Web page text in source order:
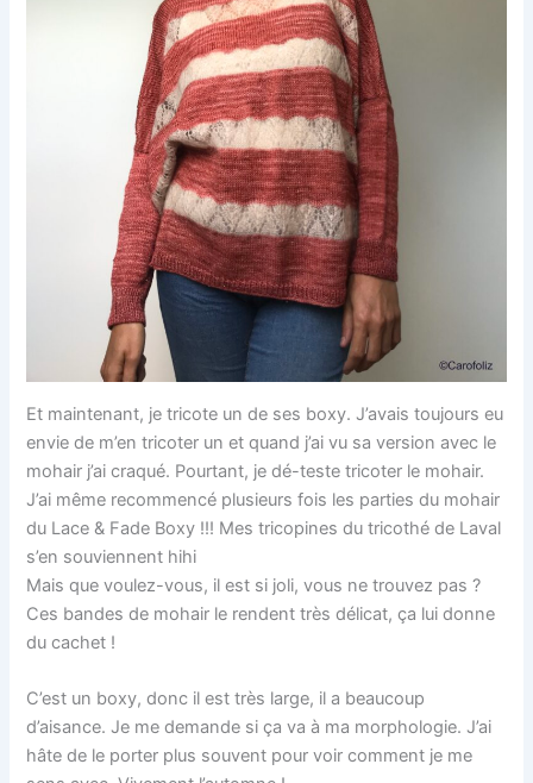
Et maintenant, je tricote un de ses boxy. J’avais toujours eu
envie de m’en tricoter un et quand j’ai vu sa version avec le
mohair j’ai craqué. Pourtant, je dé-teste tricoter le mohair.
J’ai même recommencé plusieurs fois les parties du mohair
du Lace & Fade Boxy !!! Mes tricopines du tricothé de Laval
s’en souviennent hihi
Mais que voulez-vous, il est si joli, vous ne trouvez pas ?
Ces bandes de mohair le rendent très délicat, ça lui donne
du cachet !
C’est un boxy, donc il est très large, il a beaucoup
d’aisance. Je me demande si ça va à ma morphologie. J’ai
hâte de le porter plus souvent pour voir comment je me